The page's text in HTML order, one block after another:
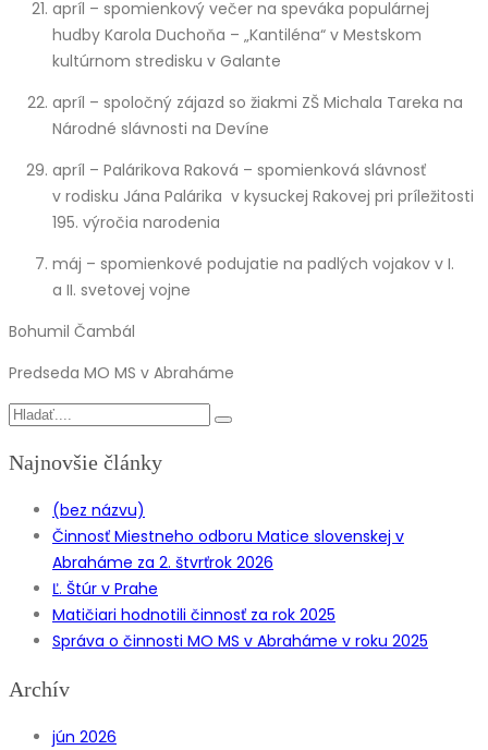
apríl – spomienkový večer na speváka populárnej
hudby Karola Duchoňa – „Kantiléna“ v Mestskom
kultúrnom stredisku v Galante
apríl – spoločný zájazd so žiakmi ZŠ Michala Tareka na
Národné slávnosti na Devíne
apríl – Palárikova Raková – spomienková slávnosť
v rodisku Jána Palárika v kysuckej Rakovej pri príležitosti
195. výročia narodenia
máj – spomienkové podujatie na padlých vojakov v I.
a II. svetovej vojne
Bohumil Čambál
Predseda MO MS v Abraháme
Najnovšie články
(bez názvu)
Činnosť Miestneho odboru Matice slovenskej v
Abraháme za 2. štvrťrok 2026
Ľ. Štúr v Prahe
Matičiari hodnotili činnosť za rok 2025
Správa o činnosti MO MS v Abraháme v roku 2025
Archív
jún 2026